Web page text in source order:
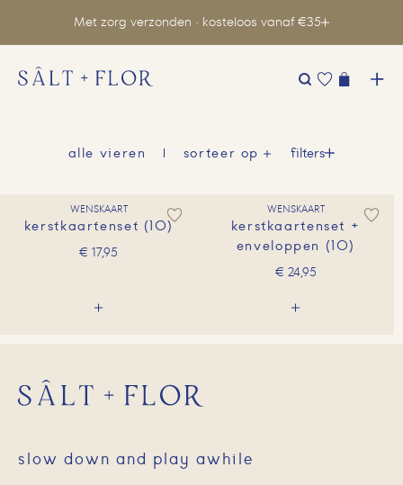
Met zorg verzonden · kosteloos vanaf €35
alle vieren sorteer op filters
WENSKAART
kerstkaartenset (10)
€ 17,95
WENSKAART
kerstkaartenset +
enveloppen (10)
€ 24,95
slow down and play awhile